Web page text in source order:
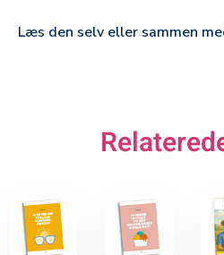
Læs den selv eller sammen